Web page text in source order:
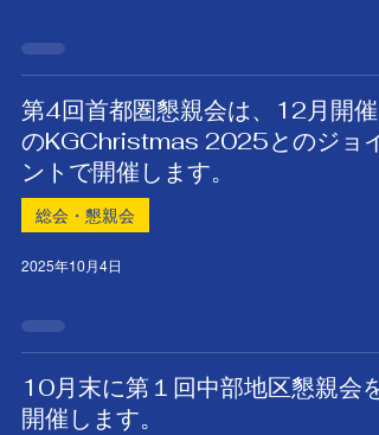
第4回首都圏懇親会は、12月開催
のKGChristmas 2025とのジョイ
ントで開催します。
総会・懇親会
2025年10月4日
10月末に第１回中部地区懇親会を
開催します。